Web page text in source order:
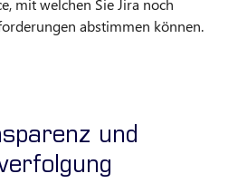
mit welchen Sie Jira noch
abstimmen können.
und